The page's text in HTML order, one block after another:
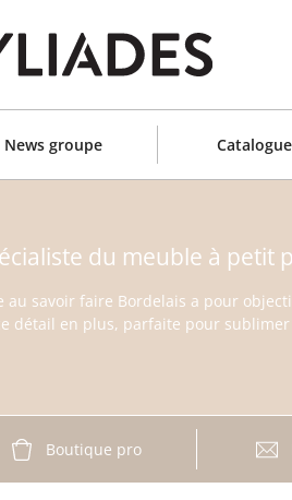
News groupe
du meuble à petit
au savoir faire Bordelais a pour
détail en plus, parfaite pour
Boutique pro